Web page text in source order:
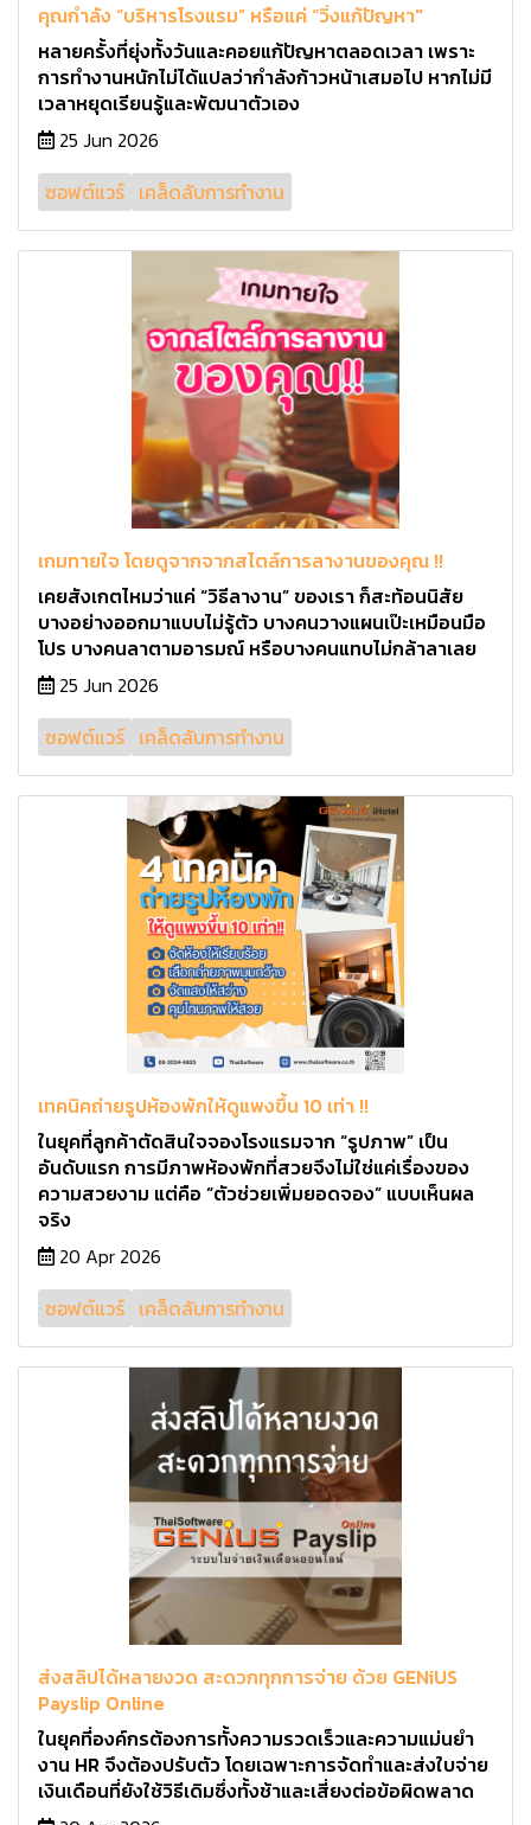
คุณกำลัง “บริหารโรงแรม” หรือแค่ “วิ่งแก้ปัญหา"
หลายครั้งที่ยุ่งทั้งวันและคอยแก้ปัญหาตลอดเวลา เพราะ
การทำงานหนักไม่ได้แปลว่ากำลังก้าวหน้าเสมอไป หากไม่มี
เวลาหยุดเรียนรู้และพัฒนาตัวเอง
25 Jun 2026
ซอฟต์แวร์ เคล็ดลับการทำงาน
เกมทายใจ โดยดูจากจากสไตล์การลางานของคุณ !!
เคยสังเกตไหมว่าแค่ “วิธีลางาน” ของเรา ก็สะท้อนนิสัย
บางอย่างออกมาแบบไม่รู้ตัว บางคนวางแผนเป๊ะเหมือนมือ
โปร บางคนลาตามอารมณ์ หรือบางคนแทบไม่กล้าลาเลย
25 Jun 2026
ซอฟต์แวร์ เคล็ดลับการทำงาน
เทคนิคถ่ายรูปห้องพักให้ดูแพงขึ้น 10 เท่า !!
ในยุคที่ลูกค้าตัดสินใจจองโรงแรมจาก “รูปภาพ” เป็น
อันดับแรก การมีภาพห้องพักที่สวยจึงไม่ใช่แค่เรื่องของ
ความสวยงาม แต่คือ “ตัวช่วยเพิ่มยอดจอง” แบบเห็นผล
จริง
20 Apr 2026
ซอฟต์แวร์ เคล็ดลับการทำงาน
ส่งสลิปได้หลายงวด สะดวกทุกการจ่าย ด้วย GENiUS
Payslip Online
ในยุคที่องค์กรต้องการทั้งความรวดเร็วและความแม่นยำ
งาน HR จึงต้องปรับตัว โดยเฉพาะการจัดทำและส่งใบจ่าย
เงินเดือนที่ยังใช้วิธีเดิมซึ่งทั้งช้าและเสี่ยงต่อข้อผิดพลาด